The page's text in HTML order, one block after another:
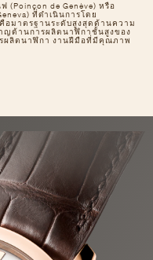
(Poinçon de Genève) หรือ
ที่ดำเนินการโดย
อมาตรฐานระดับสูงสุดด้านความ
ญด้านการผลิตนาฬิกาชั้นสูงของ
รผลิตนาฬิกา งานฝีมือที่มีคุณภาพ